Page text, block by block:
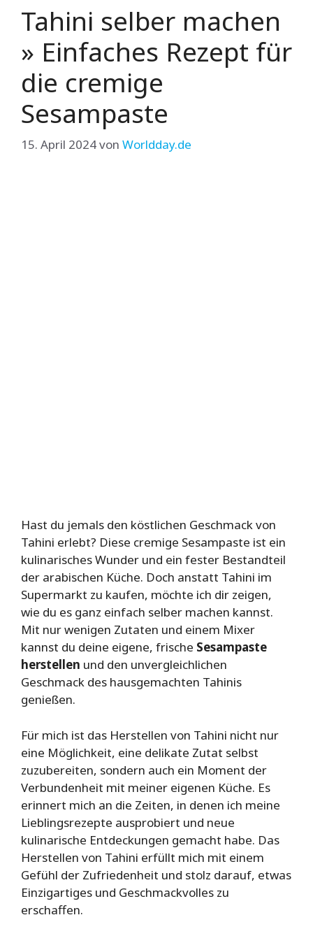
Tahini selber machen
» Einfaches Rezept für
die cremige
Sesampaste
15. April 2024von Worldday.de
Hast du jemals den köstlichen Geschmack von
Tahini erlebt? Diese cremige Sesampaste ist ein
kulinarisches Wunder und ein fester Bestandteil
der arabischen Küche. Doch anstatt Tahini im
Supermarkt zu kaufen, möchte ich dir zeigen,
wie du es ganz einfach selber machen kannst.
Mit nur wenigen Zutaten und einem Mixer
kannst du deine eigene, frische Sesampaste
herstellen und den unvergleichlichen
Geschmack des hausgemachten Tahinis
genießen.
Für mich ist das Herstellen von Tahini nicht nur
eine Möglichkeit, eine delikate Zutat selbst
zuzubereiten, sondern auch ein Moment der
Verbundenheit mit meiner eigenen Küche. Es
erinnert mich an die Zeiten, in denen ich meine
Lieblingsrezepte ausprobiert und neue
kulinarische Entdeckungen gemacht habe. Das
Herstellen von Tahini erfüllt mich mit einem
Gefühl der Zufriedenheit und stolz darauf, etwas
Einzigartiges und Geschmackvolles zu
erschaffen.